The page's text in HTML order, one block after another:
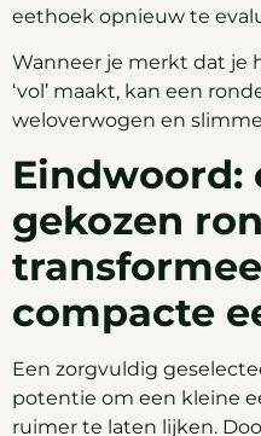
eethoek opnieuw te
Wanneer je merkt dat je
‘vol’ maakt, kan een
weloverwogen en
Eindwoord:
gekozen
compacte
Een zorgvuldig
potentie om een kleine
ruimer te laten lijken.